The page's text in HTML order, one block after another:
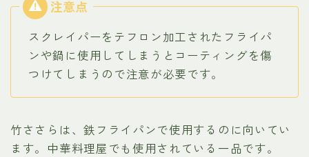
スクレイパーをテフロン加工されたフライパ
ンや鍋に使用してしまうとコーティングを傷
つけてしまうので注意が必要です。
竹ささらは、鉄フライパンで使用するのに向いてい
ます。中華料理屋でも使用されている一品です。